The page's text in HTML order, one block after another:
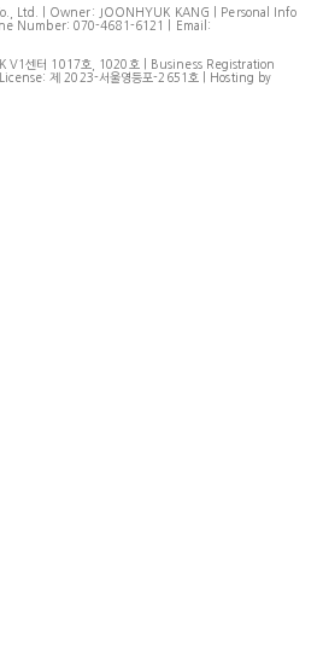
Ltd. | Owner: JOONHYUK KANG | Personal Info
Number: 070-4681-6121 | Email:
V1센터 1017호, 1020호 | Business Registration
제 2023-서울영등포-2651호 | Hosting by